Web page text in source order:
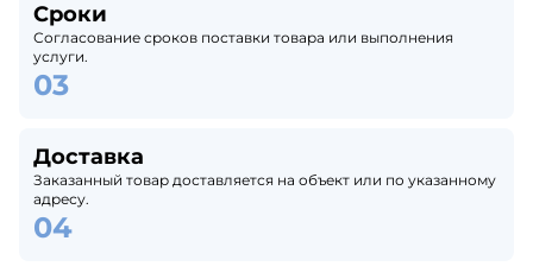
Сроки
Согласование сроков поставки товара или выполнения
услуги.
Доставка
Заказанный товар доставляется на объект или по указанному
адресу.